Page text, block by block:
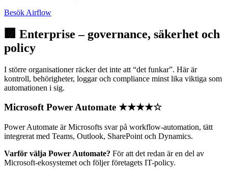
Besök Airflow
🏢 Enterprise – governance, säkerhet och
policy
I större organisationer räcker det inte att “det funkar”. Här är
kontroll, behörigheter, loggar och compliance minst lika viktiga som
automationen i sig.
Microsoft Power Automate ★★★★☆
Power Automate är Microsofts svar på workflow-automation, tätt
integrerat med Teams, Outlook, SharePoint och Dynamics.
Varför välja Power Automate? För att det redan är en del av
Microsoft-ekosystemet och följer företagets IT-policy.